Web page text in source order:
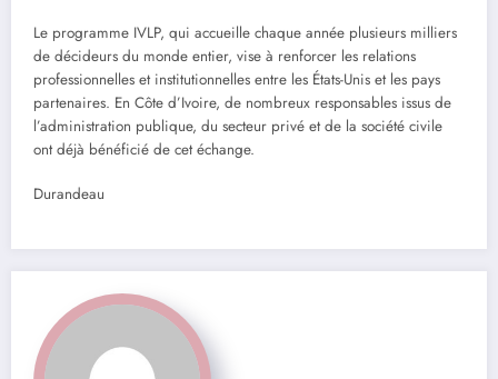
Le programme IVLP, qui accueille chaque année plusieurs milliers
de décideurs du monde entier, vise à renforcer les relations
professionnelles et institutionnelles entre les États-Unis et les pays
partenaires. En Côte d’Ivoire, de nombreux responsables issus de
l’administration publique, du secteur privé et de la société civile
ont déjà bénéficié de cet échange.
Durandeau